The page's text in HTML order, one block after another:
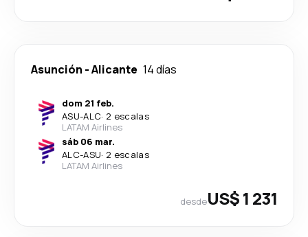
Asunción -Alicante 14 días
dom 21 feb.
ASU-ALC· 2 escalas
LATAM Airlines
sáb 06 mar.
ALC-ASU· 2 escalas
LATAM Airlines
desdeUS$ 1 231